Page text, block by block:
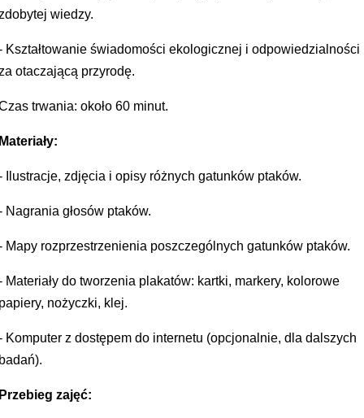
wiedzy.
Kształtowanie świadomości ekologicznej i odpowiedzialności
otaczającą przyrodę.
trwania: około 60 minut.
Ilustracje, zdjęcia i opisy różnych gatunków ptaków.
Nagrania głosów ptaków.
Mapy rozprzestrzenienia poszczególnych gatunków ptaków.
Materiały do tworzenia plakatów: kartki, markery, kolorowe
nożyczki, klej.
Komputer z dostępem do internetu (opcjonalnie, dla dalszych
zajęć: